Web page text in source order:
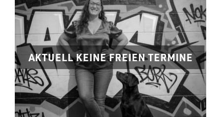
AKTUELL KEINE FREIEN TERMINE